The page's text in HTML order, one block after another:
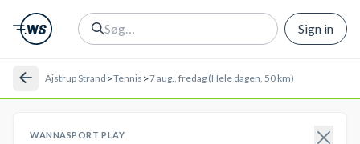
Sign in
Ajstrup Strand >Tennis >7 aug., fredag (Hele dagen, 50 km)
WANNASPORT PLAY